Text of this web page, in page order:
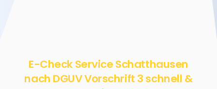
E-Check Service Schatthausen
nach DGUV Vorschrift 3 schnell &